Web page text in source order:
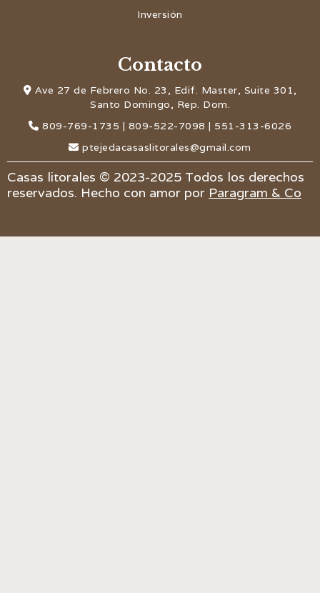
Inversión
Contacto
 Ave 27 de Febrero No. 23, Edif. Master, Suite 301,
Santo Domingo, Rep. Dom.
 809-769-1735 | 809-522-7098 | 551-313-6026
 ptejedacasaslitorales@gmail.com
Casas litorales © 2023-2025 Todos los derechos
reservados. Hecho con amor por Paragram & Co